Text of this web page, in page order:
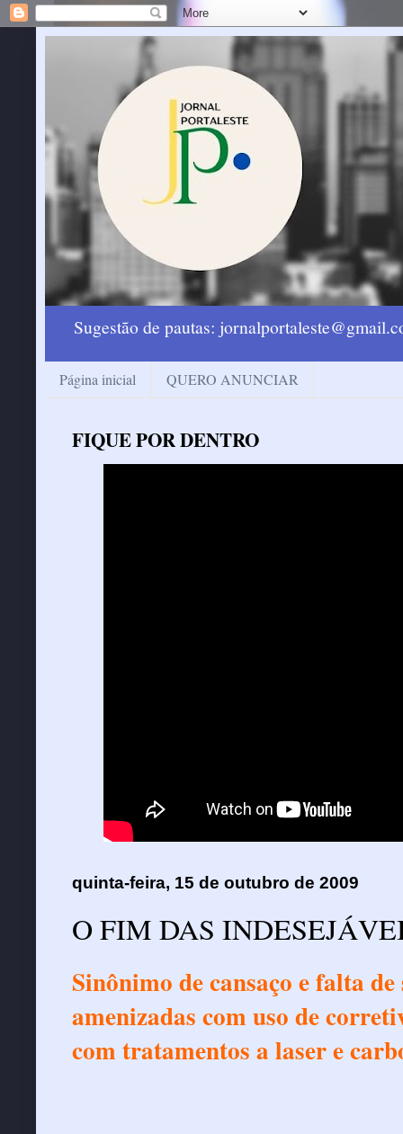
Sugestão de pautas:
Página inicial QUERO ANUNCIAR
FIQUE POR DENTRO
quinta-feira, 15 de outubro de 2009
O FIM DAS
Sinônimo de cansaço e falta
amenizadas com uso de
com tratamentos a laser e